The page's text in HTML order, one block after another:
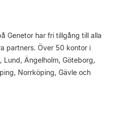
Genetor har fri tillgång till alla
partners. Över 50 kontor i
Lund, Ängelholm, Göteborg,
Norrköping, Gävle och